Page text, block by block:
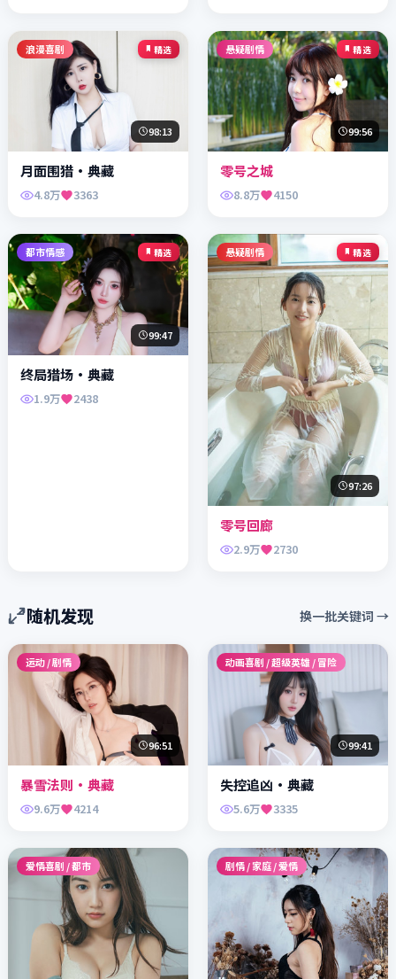
浪漫喜剧 精选
98:13
月面围猎·典藏
4.8万 3363
悬疑剧情 精选
99:56
零号之城
8.8万 4150
都市情感 精选
99:47
终局猎场·典藏
1.9万 2438
悬疑剧情 精选
97:26
零号回廊
2.9万 2730
随机发现 换一批关键词 →
运动 / 剧情
96:51
暴雪法则·典藏
9.6万 4214
动画喜剧 / 超级英雄 / 冒险
99:41
失控追凶·典藏
5.6万 3335
爱情喜剧 / 都市 剧情 / 家庭 / 爱情